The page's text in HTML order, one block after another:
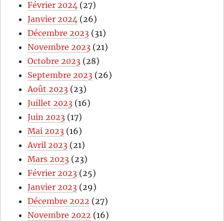
Février 2024 (27)
Janvier 2024 (26)
Décembre 2023 (31)
Novembre 2023 (21)
Octobre 2023 (28)
Septembre 2023 (26)
Août 2023 (23)
Juillet 2023 (16)
Juin 2023 (17)
Mai 2023 (16)
Avril 2023 (21)
Mars 2023 (23)
Février 2023 (25)
Janvier 2023 (29)
Décembre 2022 (27)
Novembre 2022 (16)